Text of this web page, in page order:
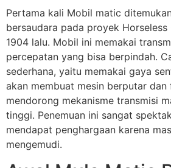
Pertama kali Mobil matic
bersaudara pada proyek
1904 lalu. Mobil ini memakai
percepatan yang bisa berpindah.
sederhana, yaitu memakai gaya
akan membuat mesin berputar dan
mendorong mekanisme transmisi
tinggi. Penemuan ini sangat
mendapat penghargaan karena
mengemudi.